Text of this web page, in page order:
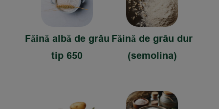
Făină albă de grâu
tip 650
Făină de grâu dur
(semolina)